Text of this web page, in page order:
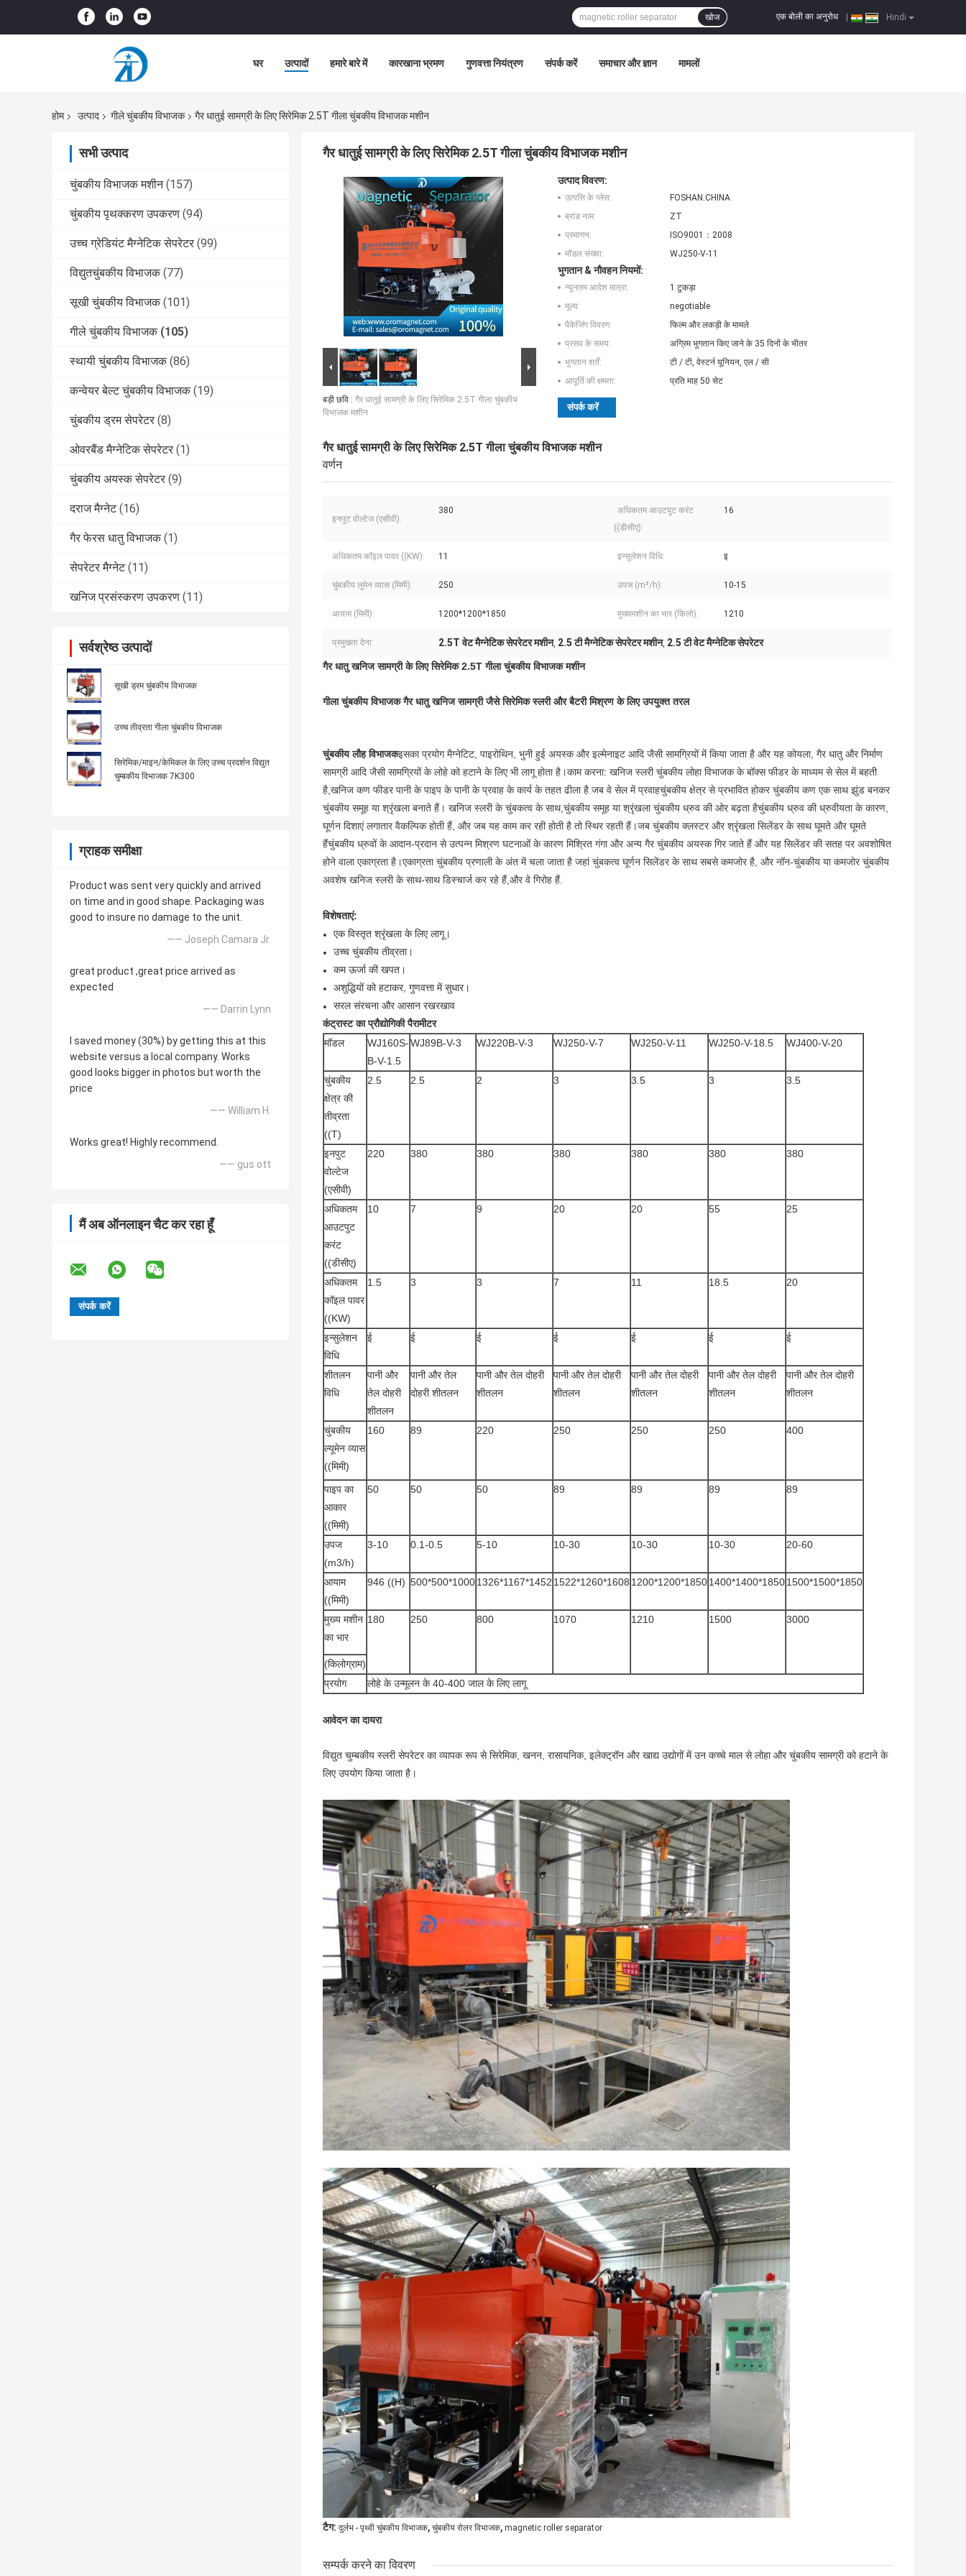
Hindi
एक बोली का अनुरोध
खोज
घर उत्पादों हमारे बारे में कारखाना भ्रमण गुणवत्ता नियंत्रण संपर्क करें समाचार और ज्ञान मामलों
होम उत्पाद गीले चुंबकीय विभाजक गैर धातुई सामग्री के लिए सिरेमिक 2.5T गीला चुंबकीय विभाजक मशीन
सभी उत्पाद
चुंबकीय विभाजक मशीन (157)
चुंबकीय पृथक्करण उपकरण (94)
उच्च ग्रेडियंट मैग्नेटिक सेपरेटर (99)
विद्युतचुंबकीय विभाजक (77)
सूखी चुंबकीय विभाजक (101)
गीले चुंबकीय विभाजक (105)
स्थायी चुंबकीय विभाजक (86)
कन्वेयर बेल्ट चुंबकीय विभाजक (19)
चुंबकीय ड्रम सेपरेटर (8)
ओवरबैंड मैग्नेटिक सेपरेटर (1)
चुंबकीय अयस्क सेपरेटर (9)
दराज मैग्नेट (16)
गैर फेरस धातु विभाजक (1)
सेपरेटर मैग्नेट (11)
खनिज प्रसंस्करण उपकरण (11)
सर्वश्रेष्ठ उत्पादों
सूखी ड्रम चुंबकीय विभाजक
उच्च तीव्रता गीला चुंबकीय विभाजक
सिरेमिक/माइन/केमिकल के लिए उच्च प्रदर्शन विद्युत
चुम्बकीय विभाजक 7K300
ग्राहक समीक्षा
Product was sent very quickly and arrived
on time and in good shape. Packaging was
good to insure no damage to the unit.
—— Joseph Camara Jr.
great product ,great price arrived as
expected
—— Darrin Lynn
I saved money (30%) by getting this at this
website versus a local company. Works
good looks bigger in photos but worth the
price
—— William H.
Works great! Highly recommend.
—— gus ott
मैं अब ऑनलाइन चैट कर रहा हूँ
गैर धातुई सामग्री के लिए सिरेमिक 2.5T गीला चुंबकीय विभाजक मशीन
बड़ी छवि : गैर धातुई सामग्री के लिए सिरेमिक 2.5T गीला चुंबकीय
विभाजक मशीन
उत्पाद विवरण:
उत्पत्ति के प्लेस:
FOSHAN.CHINA
ब्रांड नाम:
ZT
प्रमाणन:
ISO9001：2008
मॉडल संख्या:
WJ250-V-11
भुगतान & नौवहन नियमों:
न्यूनतम आदेश मात्रा:
1 टुकड़ा
मूल्य:
negotiable
पैकेजिंग विवरण:
फिल्म और लकड़ी के मामले
प्रसव के समय:
अग्रिम भुगतान किए जाने के 35 दिनों के भीतर
भुगतान शर्तें:
टी / टी, वेस्टर्न यूनियन, एल / सी
आपूर्ति की क्षमता:
प्रति माह 50 सेट
संपर्क करें
गैर धातुई सामग्री के लिए सिरेमिक 2.5T गीला चुंबकीय विभाजक मशीन
वर्णन
इनपुट वोल्टेज (एसीवी):
380
अधिकतम आउटपुट करंट
((डीसीए):
16
अधिकतम कॉइल पावर ((KW): 11 इन्सुलेशन विधि: इ
चुंबकीय लुमेन व्यास (मिमी): 250 उपज (m³/h): 10-15
आयाम (मिमी): 1200*1200*1850 मुख्यमशीन का भार (किलो): 1210
प्रमुखता देना: 2.5T वेट मैग्नेटिक सेपरेटर मशीन, 2.5 टी मैग्नेटिक सेपरेटर मशीन, 2.5 टी वेट मैग्नेटिक सेपरेटर
गैर धातु खनिज सामग्री के लिए सिरेमिक 2.5T गीला चुंबकीय विभाजक मशीन
गीला चुंबकीय विभाजक गैर धातु खनिज सामग्री जैसे सिरेमिक स्लरी और बैटरी मिश्रण के लिए उपयुक्त तरल
चुंबकीय लौह विभाजकइसका प्रयोग मैग्नेटिट, पाइरोथिन, भुनी हुई अयस्क और इल्मेनाइट आदि जैसी सामग्रियों में किया जाता है और यह कोयला, गैर धातु और निर्माण
सामग्री आदि जैसी सामग्रियों के लोहे को हटाने के लिए भी लागू होता है।काम करना: खनिज स्लरी चुंबकीय लोहा विभाजक के बॉक्स फीडर के माध्यम से सेल में बहती
है,खनिज कण फीडर पानी के पाइप के पानी के प्रवाह के कार्य के तहत ढीला है जब वे सेल में प्रवाहचुंबकीय क्षेत्र से प्रभावित होकर चुंबकीय कण एक साथ झुंड बनकर
चुंबकीय समूह या श्रृंखला बनाते हैं। खनिज स्लरी के चुंबकत्व के साथ,चुंबकीय समूह या श्रृंखला चुंबकीय ध्रुव की ओर बढ़ता हैचुंबकीय ध्रुव की ध्रुवीयता के कारण,
घूर्णन दिशाएं लगातार वैकल्पिक होती हैं, और जब यह काम कर रही होती है तो स्थिर रहती हैं।जब चुंबकीय क्लस्टर और श्रृंखला सिलेंडर के साथ घूमते और घूमते
हैंचुंबकीय ध्रुवों के आदान-प्रदान से उत्पन्न मिश्रण घटनाओं के कारण मिश्रित गंगा और अन्य गैर चुंबकीय अयस्क गिर जाते हैं और यह सिलेंडर की सतह पर अवशोषित
होने वाला एकाग्रता है।एकाग्रता चुंबकीय प्रणाली के अंत में चला जाता है जहां चुंबकत्व घूर्णन सिलेंडर के साथ सबसे कमजोर है, और नॉन-चुंबकीय या कमजोर चुंबकीय
अवशेष खनिज स्लरी के साथ-साथ डिस्चार्ज कर रहे हैं,और वे गिरोह हैं.
विशेषताएं:
एक विस्तृत श्रृंखला के लिए लागू।
उच्च चुंबकीय तीव्रता।
कम ऊर्जा की खपत।
अशुद्धियों को हटाकर, गुणवत्ता में सुधार।
सरल संरचना और आसान रखरखाव
कंट्रास्ट का प्रौद्योगिकी पैरामीटर
मॉडल
WJ160S-
B-V-1.5
WJ89B-V-3 WJ220B-V-3 WJ250-V-7 WJ250-V-11 WJ250-V-18.5 WJ400-V-20
चुंबकीय
क्षेत्र की
तीव्रता
((T)
2.5 2.5 2 3 3.5 3 3.5
इनपुट
वोल्टेज
(एसीवी)
220 380 380 380 380 380 380
अधिकतम
आउटपुट
करंट
((डीसीए)
10 7 9 20 20 55 25
अधिकतम
कॉइल पावर
((KW)
1.5 3 3 7 11 18.5 20
इन्सुलेशन
विधि
ई ई ई ई ई ई ई
शीतलन
विधि
पानी और
तेल दोहरी
शीतलन
पानी और तेल
दोहरी शीतलन
पानी और तेल दोहरी
शीतलन
पानी और तेल दोहरी
शीतलन
पानी और तेल दोहरी
शीतलन
पानी और तेल दोहरी
शीतलन
पानी और तेल दोहरी
शीतलन
चुंबकीय
ल्यूमेन व्यास
((मिमी)
160 89 220 250 250 250 400
पाइप का
आकार
((मिमी)
50 50 50 89 89 89 89
उपज
(m3/h)
3-10 0.1-0.5 5-10 10-30 10-30 10-30 20-60
आयाम
((मिमी)
946 ((H) 500*500*10001326*1167*1452 1522*1260*1608 1200*1200*18501400*1400*18501500*1500*1850
मुख्य मशीन
का भार
180 250 800 1070 1210 1500 3000
(किलोग्राम)
प्रयोग
लोहे के उन्मूलन के 40-400 जाल के लिए लागू
आवेदन का दायरा
विद्युत चुम्बकीय स्लरी सेपरेटर का व्यापक रूप से सिरेमिक, खनन, रासायनिक, इलेक्ट्रॉन और खाद्य उद्योगों में उन कच्चे माल से लोहा और चुंबकीय सामग्री को हटाने के
लिए उपयोग किया जाता है।
टैग: दुर्लभ - पृथ्वी चुंबकीय विभाजक, चुंबकीय रोलर विभाजक, magnetic roller separator
सम्पर्क करने का विवरण